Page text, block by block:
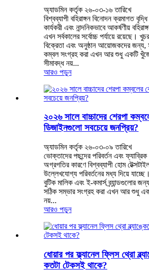
অ্যাডমিন কর্তৃক ২৬-০৩-১৬ তারিখে
বিশ্বব্যাপী বহিরাঙ্গন বিনোদন ক্রমাগত
কার্যকরী এবং নান্দনিকভাবে আকর্ষণীয়
এখন সর্বকালের সর্বোচ্চ পর্যায়ে রয়েছে।
বিক্রেতা এবং অনুষ্ঠান আয়োজকদের জন্য,
কম্বল সংগ্রহ করা এখন আর শুধু একটি
সীমাবদ্ধ নয়...
আরও পড়ুন
২০২৬ সালে বাচ্চাদের শেরপা
ডিজাইনগুলো সবচেয়ে জনপ্রিয়?
অ্যাডমিন কর্তৃক ২৬-০৩-০৯ তারিখে
ভোক্তাদের পছন্দের পরিবর্তন এবং
অগ্রগতির কারণে বিশ্বব্যাপী হোম
উল্লেখযোগ্য পরিবর্তনের মধ্য দিয়ে
বুটিক মালিক এবং ই-কমার্স ব্র্যান্ডগুলোর
সঠিক সম্ভার সংগ্রহ করা এখন আর শুধু
নয়...
আরও পড়ুন
ধোয়ার পর ফ্ল্যানেল ফ্লিস থ্রো
কতটা টেকসই থাকে?